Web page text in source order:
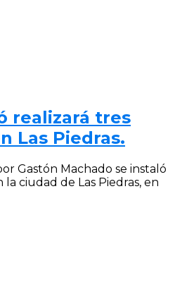
realizará tres
Las Piedras.
Gastón Machado se instaló
ciudad de Las Piedras, en